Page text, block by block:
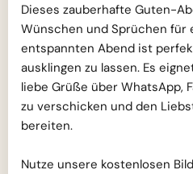
Dieses zauberhafte Guten-
Wünschen und Sprüchen für
entspannten Abend ist
ausklingen zu lassen. Es
liebe Grüße über WhatsApp,
zu verschicken und den
bereiten.
Nutze unsere kostenlosen